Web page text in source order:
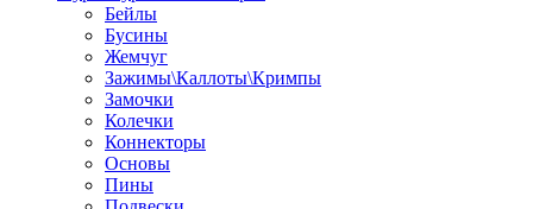
Бейлы
Бусины
Жемчуг
Зажимы\Каллоты\Кримпы
Замочки
Колечки
Коннекторы
Основы
Пины